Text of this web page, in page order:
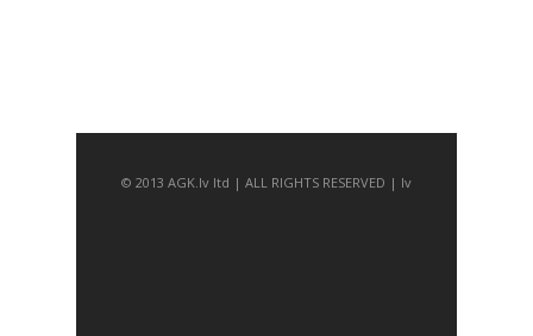
© 2013 AGK.lv ltd | ALL RIGHTS RESERVED | lv